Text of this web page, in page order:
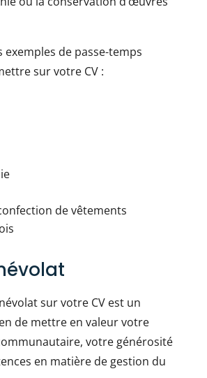
exemples de passe-temps
sur votre CV :
de vêtements
sur votre CV est un
de mettre en valeur votre
votre générosité
en matière de gestion du